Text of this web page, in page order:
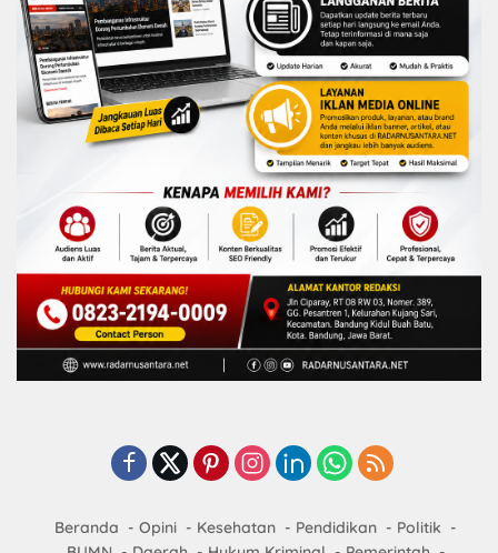
Beranda Opini Kesehatan Pendidikan
Politik